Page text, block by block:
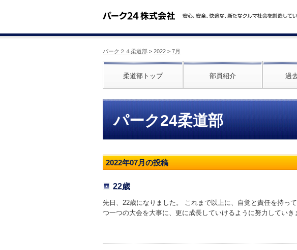
パーク２４柔道部 > 2022 > 7月
柔道部トップ 部員紹介 過
パーク24柔道部
2022年07月の投稿
22歳
先日、22歳になりました。 これまで以上に、自覚と責任を持っ
つ一つの大会を大事に、更に成長していけるように努力していき